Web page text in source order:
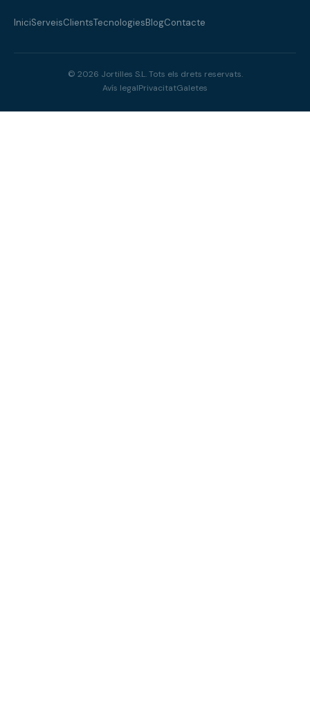
IniciServeisClientsTecnologiesBlogContacte
© 2026 Jortilles S.L. Tots els drets reservats.
Avís legalPrivacitatGaletes